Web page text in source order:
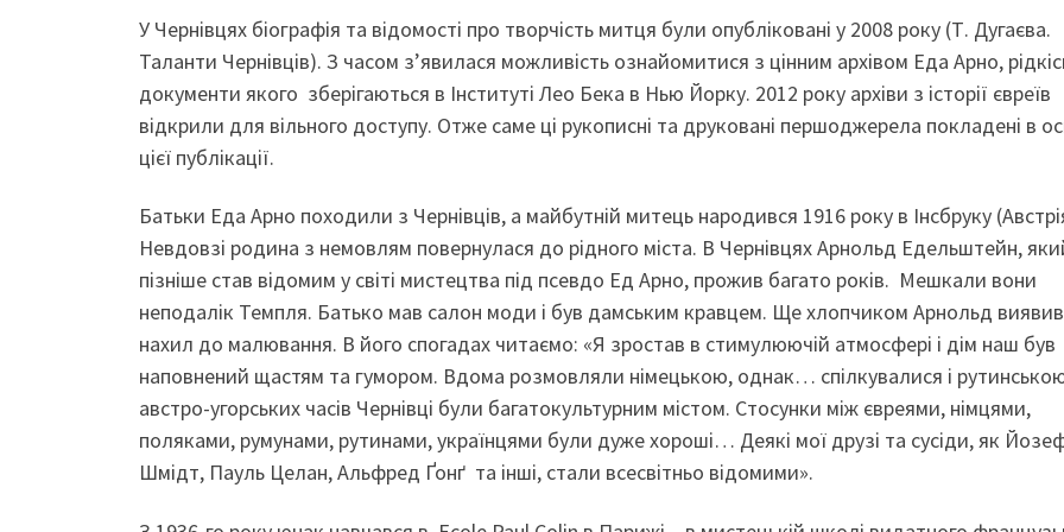
У Чернівцях біографія та відомості про творчість митця були опубліковані у 2008 року (Т. Дугаєва.
Таланти Чернівців). З часом з’явилася можливість ознайомитися з цінним архівом Еда Арно,
документи якого зберігаються в Інституті Лео Бека в Нью Йорку. 2012 року архіви з історії євреїв
відкрили для вільного доступу. Отже саме ці рукописні та друковані першоджерела покладені в
цієї публікації.
Батьки Еда Арно походили з Чернівців, а майбутній митець народився 1916 року в Інсбруку
Невдовзі родина з немовлям повернулася до рідного міста. В Чернівцях Арнольд Едельштейн,
пізніше став відомим у світі мистецтва під псевдо Ед Арно, прожив багато років. Мешкали вони
неподалік Темпля. Батько мав салон моди і був дамським кравцем. Ще хлопчиком Арнольд виявив
нахил до малювання. В його спогадах читаємо: «Я зростав в стимулюючій атмосфері і дім наш був
наповнений щастям та гумором. Вдома розмовляли німецькою, однак… спілкувалися і
австро-угорських часів Чернівці були багатокультурним містом. Стосунки між євреями, німцями,
поляками, румунами, рутинами, українцями були дуже хороші… Деякі мої друзі та сусіди, як
Шмідт, Пауль Целан, Альфред Ґонґ та інші, стали всесвітньо відомими».